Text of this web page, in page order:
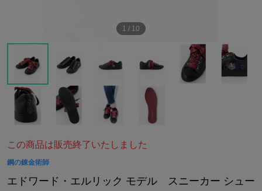
1 / 10
この商品は販売終了いたしました
鋼の錬金術師
エドワード・エルリック モデル スニーカー シュー